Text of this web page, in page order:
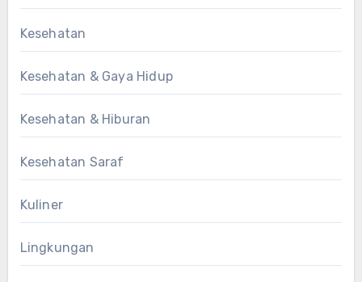
Kesehatan
Kesehatan & Gaya Hidup
Kesehatan & Hiburan
Kesehatan Saraf
Kuliner
Lingkungan